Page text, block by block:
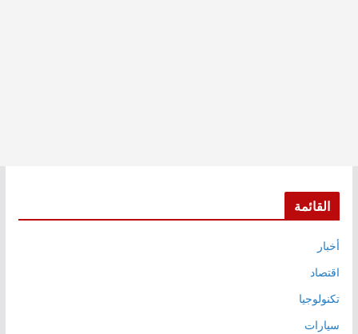
القائمة
أخبار
اقتصاد
تكنولوجيا
سيارات